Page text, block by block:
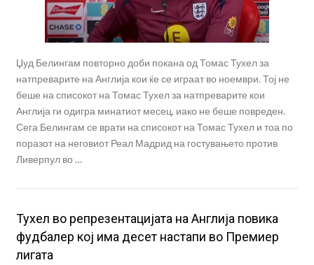
Џуд Белингам повторно доби покана од Томас Тухел за
натпреварите на Англија кои ќе се играат во ноември. Тој не
беше на списокот на Томас Тухел за натпреварите кои
Англија ги одигра минатиот месец, иако не беше повреден.
Сега Белингам се врати на списокот на Томас Тухел и тоа по
поразот на неговиот Реал Мадрид на гостувањето против
Ливерпул во …
Тухел во репрезентацијата на Англија повика
фудбалер кој има десет настапи во Премиер
лигата